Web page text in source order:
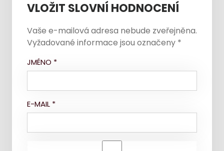
VLOŽIT SLOVNÍ HODNOCENÍ
Vaše e-mailová adresa nebude zveřejněna.
Vyžadované informace jsou označeny *
JMÉNO *
E-MAIL *